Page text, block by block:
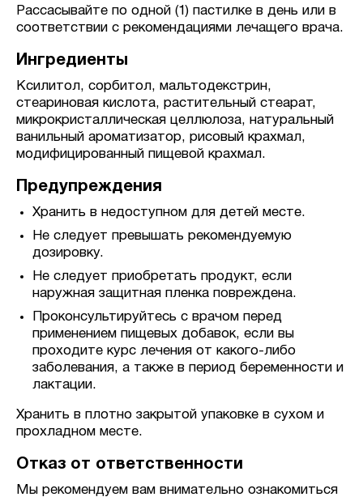
Рассасывайте по одной (1) пастилке в день или в
соответствии с рекомендациями лечащего врача.
Ингредиенты
Ксилитол, сорбитол, мальтодекстрин,
стеариновая кислота, растительный стеарат,
микрокристаллическая целлюлоза, натуральный
ванильный ароматизатор, рисовый крахмал,
модифицированный пищевой крахмал.
Предупреждения
Хранить в недоступном для детей месте.
Не следует превышать рекомендуемую
дозировку.
Не следует приобретать продукт, если
наружная защитная пленка повреждена.
Проконсультируйтесь с врачом перед
применением пищевых добавок, если вы
проходите курс лечения от какого-либо
заболевания, а также в период беременности и
лактации.
Хранить в плотно закрытой упаковке в сухом и
прохладном месте.
Отказ от ответственности
Мы рекомендуем вам внимательно ознакомиться